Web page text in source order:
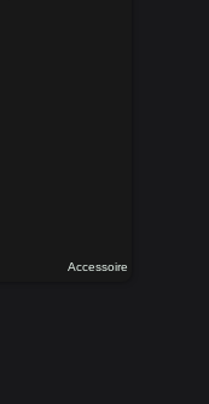
Accessoire